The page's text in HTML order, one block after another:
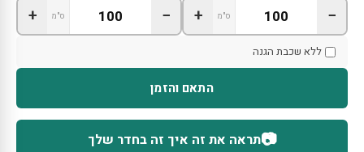
− ס"מ +
− ס"מ +
ללא שכבת הגנה
התאם והזמן
📷תראה את זה איך זה בחדר שלך